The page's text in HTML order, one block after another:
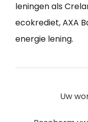
leningen als
ecokrediet, AXA
energie lening.
Uw